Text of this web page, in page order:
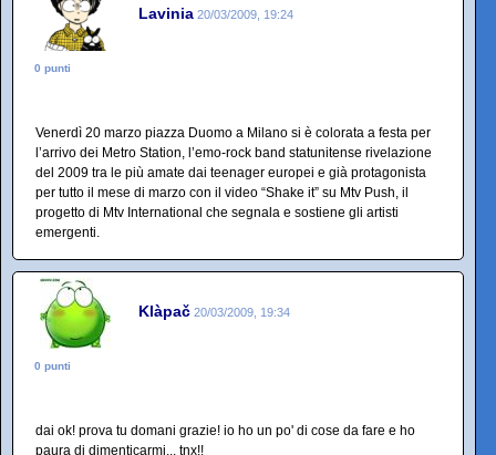
Lavinia 20/03/2009, 19:24
0 punti
Venerdì 20 marzo piazza Duomo a Milano si è colorata a festa per
l’arrivo dei Metro Station, l’emo-rock band statunitense rivelazione
del 2009 tra le più amate dai teenager europei e già protagonista
per tutto il mese di marzo con il video “Shake it” su Mtv Push, il
progetto di Mtv International che segnala e sostiene gli artisti
emergenti.
Klàpač 20/03/2009, 19:34
0 punti
dai ok! prova tu domani grazie! io ho un po' di cose da fare e ho
paura di dimenticarmi... tnx!!